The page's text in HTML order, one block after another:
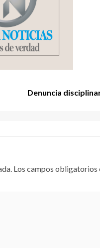
Denuncia
Los campos obligatorios